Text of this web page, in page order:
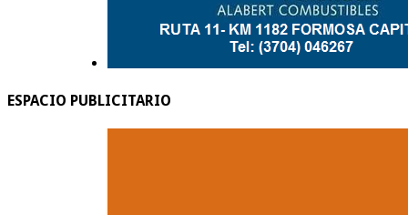
ESPACIO PUBLICITARIO